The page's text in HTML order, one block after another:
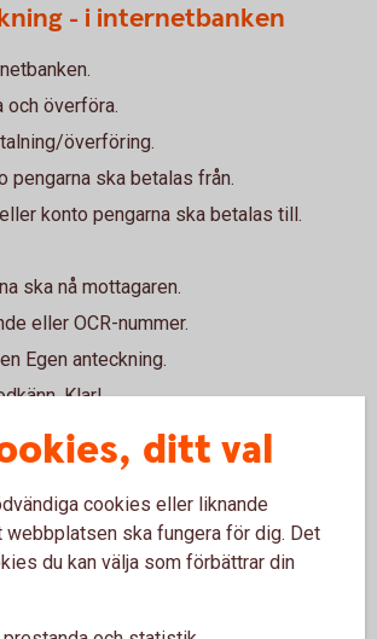
- i internetbanken
och överföra.
överföring.
pengarna ska betalas från.
konto pengarna ska betalas till.
ska nå mottagaren.
eller OCR-nummer.
Egen anteckning.
Klar!
Internetbetalning
ditt val
cookies eller liknande
ska fungera för dig. Det
du kan välja som förbättrar din